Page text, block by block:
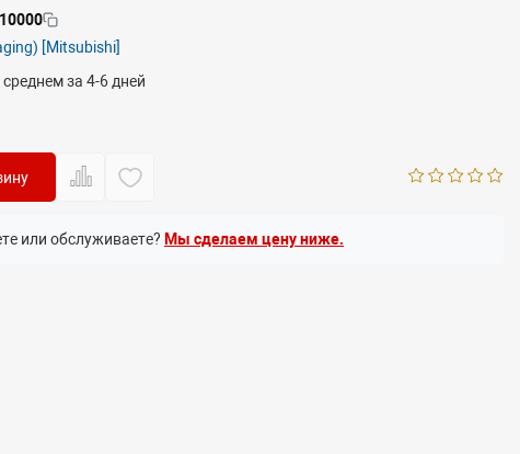
[Mitsubishi]
за 4-6 дней
или обслуживаете? Мы сделаем цену ниже.